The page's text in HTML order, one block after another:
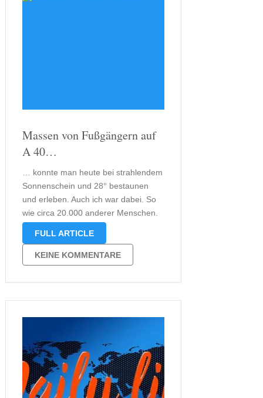
Massen von Fußgängern auf
A 40…
… konnte man heute bei strahlendem
Sonnenschein und 28° bestaunen
und erleben. Auch ich war dabei. So
wie circa 20.000 anderer Menschen.
Die A40 war am Nachmittag sehr voll.
Es war schon irgendwie speziell, aber
auch sehr aufregend und …
FULL ARTICLE
KEINE KOMMENTARE